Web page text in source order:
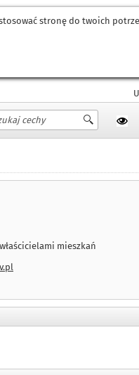
stronę do twoich
mieszkań